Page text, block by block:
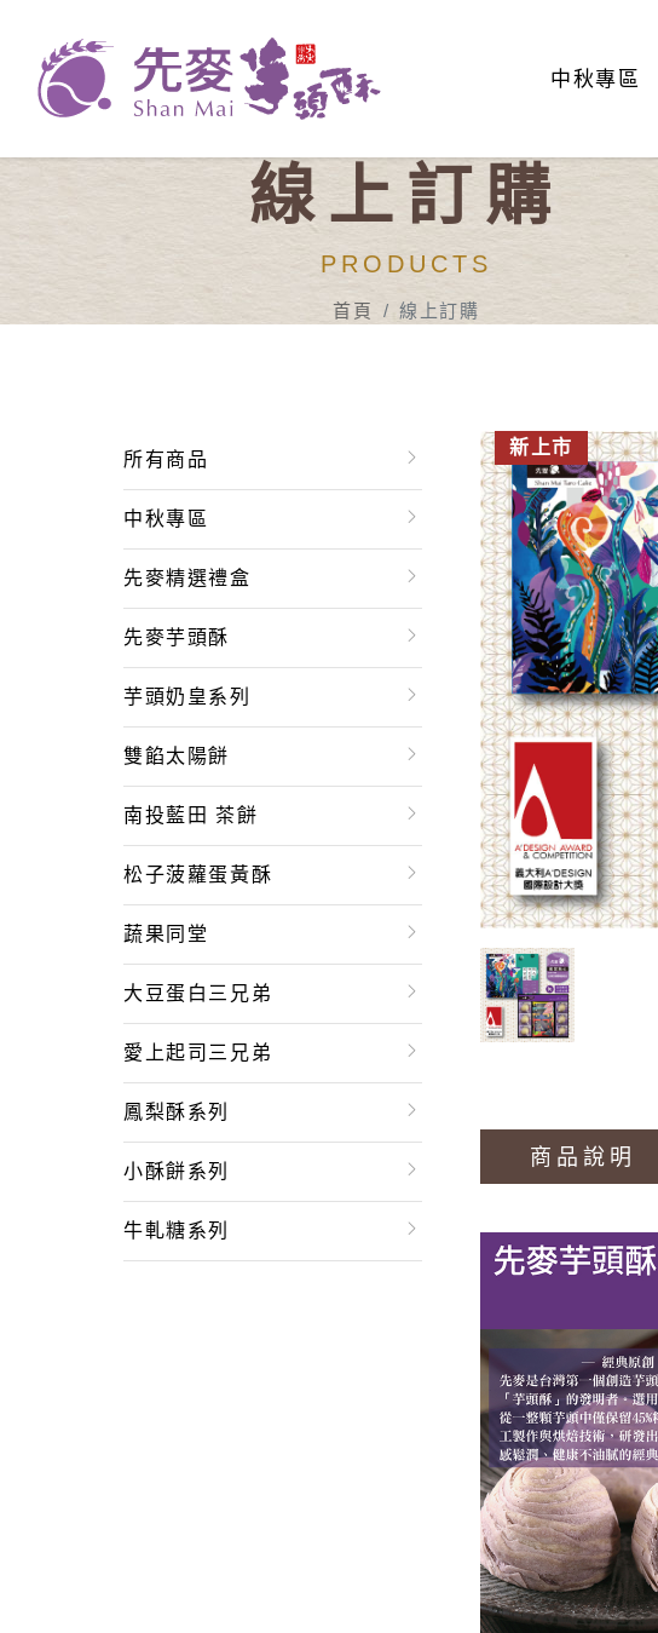
中秋專區
線上訂購
PRODUCTS
首頁 線上訂購
所有商品
中秋專區
先麥精選禮盒
先麥芋頭酥
芋頭奶皇系列
雙餡太陽餅
南投藍田 茶餅
松子菠蘿蛋黃酥
蔬果同堂
大豆蛋白三兄弟
愛上起司三兄弟
鳳梨酥系列
小酥餅系列
牛軋糖系列
新上市
商品說明